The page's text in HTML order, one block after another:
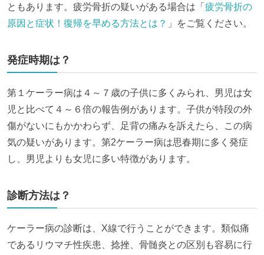
ともあります。疲労骨折の疑いがある場合は「 疲労骨折の
原因と症状！復帰を早める方法とは？ 」をご覧ください。
発症時期は？
第１ケーラー病は４～７歳の子供に多くみられ、男児は女
児と比べて４～６倍の報告例があります。子供が特段の外
傷がないにもかかわらず、足背の痛みを訴えたら、この病
気の疑いがあります。第2ケーラー病は思春期に多く発症
し、男児よりも女児に多い特徴があります。
診断方法は？
ケーラー病の診断は、X線で行うことができます。類似痛
であるリウマチ性疾患、捻挫、骨髄炎との区別も容易に行